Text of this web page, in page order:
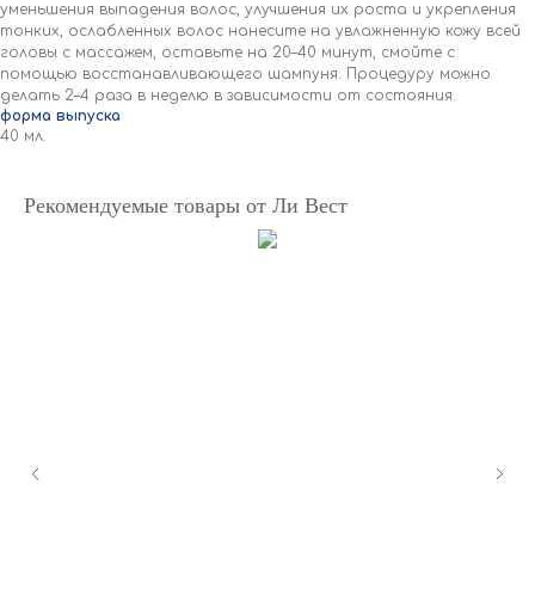
уменьшения выпадения волос, улучшения их роста и укрепления
тонких, ослабленных волос нанесите на увлажненную кожу всей
головы с массажем, оставьте на 20–40 минут, смойте с
помощью восстанавливающего шампуня. Процедуру можно
делать 2–4 раза в неделю в зависимости от состояния.
форма выпуска
40 мл.
Рекомендуемые товары от Ли Вест